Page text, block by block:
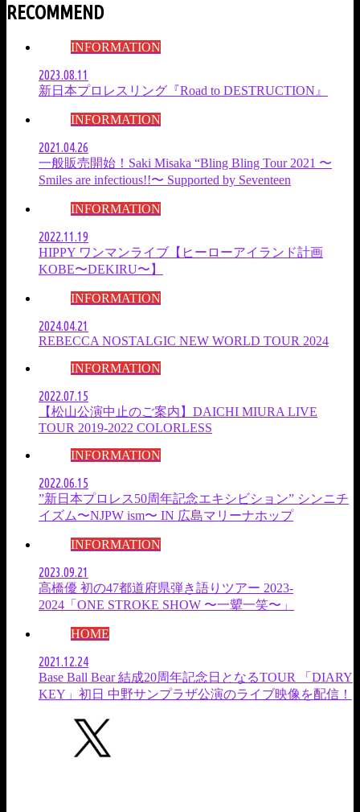
RECOMMEND
INFORMATION
2023.08.11
新日本プロレスリング『Road to DESTRUCTION』
INFORMATION
2021.04.26
一般販売開始！Saki Misaka “Bling Bling Tour 2021 〜
Smiles are infectious!!〜 Supported by Seventeen
INFORMATION
2022.11.19
HIPPY ワンマンライブ【ヒーローアイランド計画
KOBE〜DEKIRU〜】
INFORMATION
2024.04.21
REBECCA NOSTALGIC NEW WORLD TOUR 2024
INFORMATION
2022.07.15
【松山公演中止のご案内】DAICHI MIURA LIVE
TOUR 2019-2022 COLORLESS
INFORMATION
2022.06.15
”新日本プロレス50周年記念エキシビション” シンニチ
イズム〜NJPW ism〜 IN 広島マリーナホップ
INFORMATION
2023.09.21
高橋優 初の47都道府県弾き語りツアー 2023-
2024「ONE STROKE SHOW 〜一顰一笑〜」
HOME
2021.12.24
Base Ball Bear 結成20周年記念日となるTOUR 「DIARY
KEY」初日 中野サンプラザ公演のライブ映像を配信！